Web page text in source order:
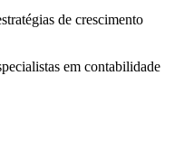
de crescimento